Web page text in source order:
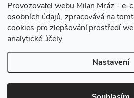
Provozovatel webu Milan Mráz - e-
osobních údajů, zpracovává na
cookies pro zlepšování prostředí
analytické účely.
Nastavení
Facebook
Vytvořil
Copyright 2007-2026e-cigo.cz.